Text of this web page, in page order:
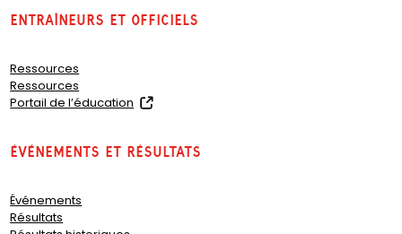
Entraîneurs et officiels
Ressources
Ressources
Portail de l’éducation
e
Événements et résultats
Événements
Résultats